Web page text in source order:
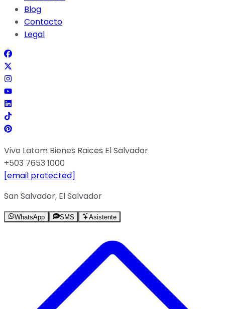
Blog
Contacto
Legal
Vivo Latam Bienes Raices El Salvador
+503 7653 1000
[email protected]
San Salvador, El Salvador
WhatsApp SMS Asistente